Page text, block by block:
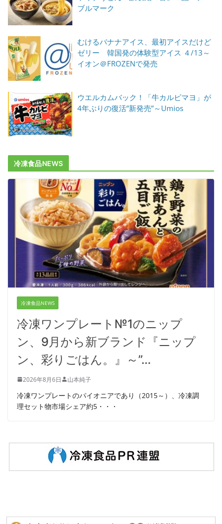
ブルマーク
むけるバナナアイス、最初アイスだけど
ゼリー 韓国発の体験型アイス ４/13～
イオン＠FROZENで発売
ウエルカムバック！「牛カルビマヨ」が
4年ぶりの復活”新発売”～Umios
冷凍食品NEWS
冷凍食品NEWS
冷凍ワンプレート№1のニップ
ン、9月から新ブランド『ニップ
ン、彩りごはん。』～”…
2026年8月6日 山本純子
冷凍ワンプレートのパイオニアであり（2015～）、冷凍調
理セット物市場シェア約5・・・